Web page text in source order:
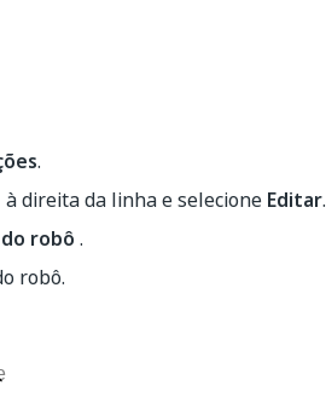
.
à direita da linha e selecione Editar.
robô .
robô.